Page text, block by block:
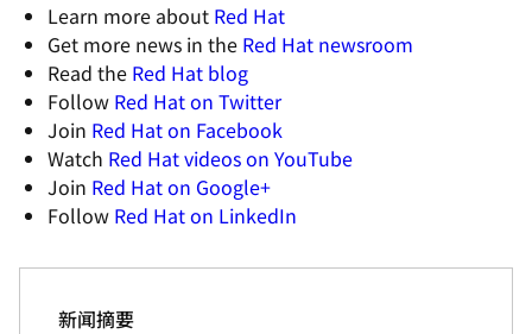
Learn more about Red Hat
Get more news in the Red Hat newsroom
Read the Red Hat blog
Follow Red Hat on Twitter
Join Red Hat on Facebook
Watch Red Hat videos on YouTube
Join Red Hat on Google+
Follow Red Hat on LinkedIn
新闻摘要